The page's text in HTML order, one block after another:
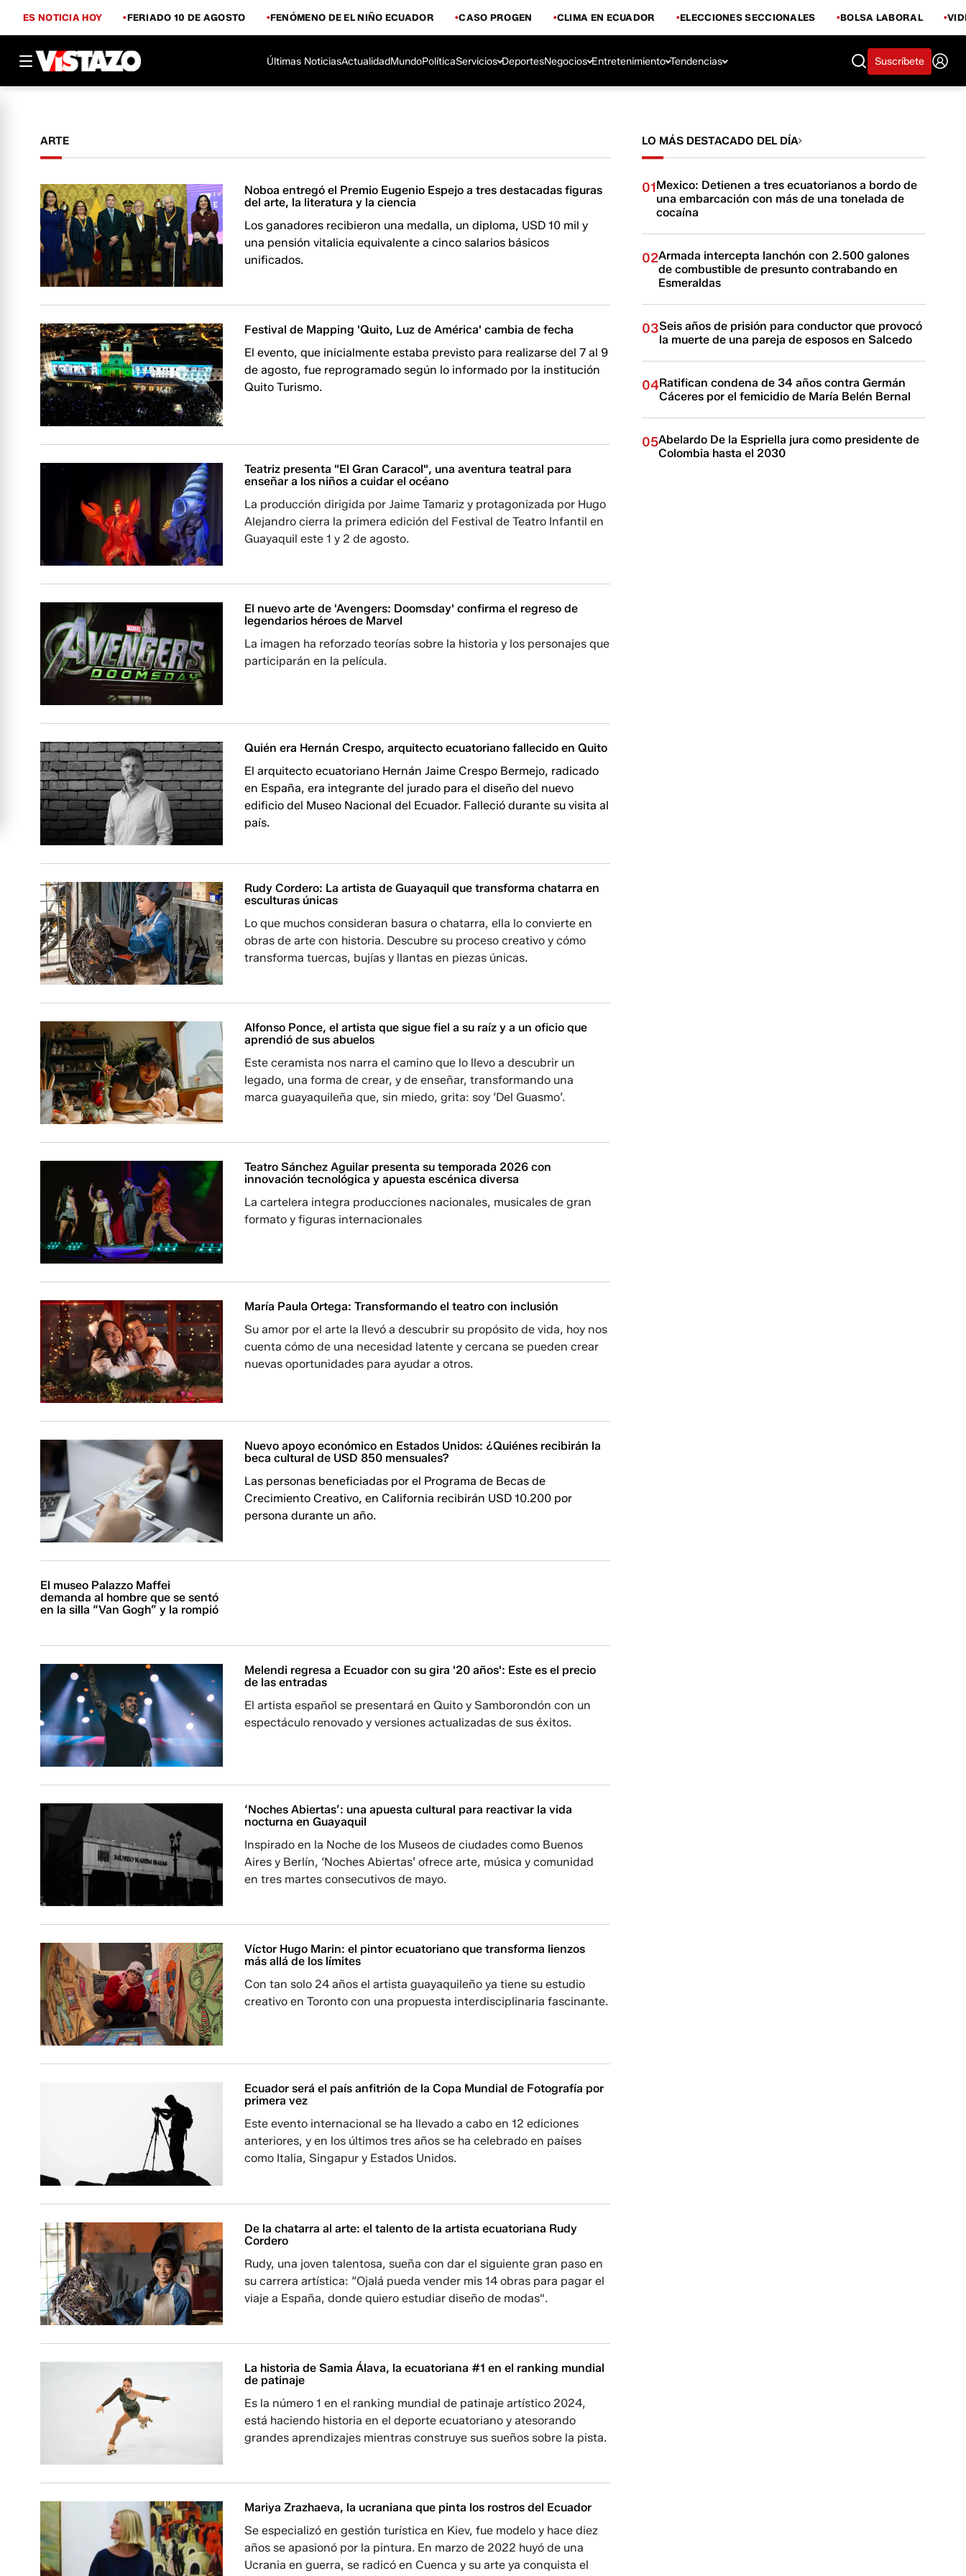
ES NOTICIA HOY FERIADO 10 DE AGOSTO FENÓMENO DE EL NIÑO ECUADOR CASO PROGEN CLIMA EN ECUADOR ELECCIONES SECCIONALES BOLSA LABORAL
Últimas NoticiasActualidadMundoPolíticaServicios DeportesNegocios Entretenimiento Tendencias Suscríbete
ARTE
Noboa entregó el Premio Eugenio Espejo a tres destacadas figuras
del arte, la literatura y la ciencia
Los ganadores recibieron una medalla, un diploma, USD 10 mil y
una pensión vitalicia equivalente a cinco salarios básicos
unificados.
Festival de Mapping 'Quito, Luz de América' cambia de fecha
El evento, que inicialmente estaba previsto para realizarse del 7 al 9
de agosto, fue reprogramado según lo informado por la institución
Quito Turismo.
Teatriz presenta "El Gran Caracol", una aventura teatral para
enseñar a los niños a cuidar el océano
La producción dirigida por Jaime Tamariz y protagonizada por Hugo
Alejandro cierra la primera edición del Festival de Teatro Infantil en
Guayaquil este 1 y 2 de agosto.
El nuevo arte de 'Avengers: Doomsday' confirma el regreso de
legendarios héroes de Marvel
La imagen ha reforzado teorías sobre la historia y los personajes que
participarán en la película.
Quién era Hernán Crespo, arquitecto ecuatoriano fallecido en Quito
El arquitecto ecuatoriano Hernán Jaime Crespo Bermejo, radicado
en España, era integrante del jurado para el diseño del nuevo
edificio del Museo Nacional del Ecuador. Falleció durante su visita al
país.
Rudy Cordero: La artista de Guayaquil que transforma chatarra en
esculturas únicas
Lo que muchos consideran basura o chatarra, ella lo convierte en
obras de arte con historia. Descubre su proceso creativo y cómo
transforma tuercas, bujías y llantas en piezas únicas.
Alfonso Ponce, el artista que sigue fiel a su raíz y a un oficio que
aprendió de sus abuelos
Este ceramista nos narra el camino que lo llevo a descubrir un
legado, una forma de crear, y de enseñar, transformando una
marca guayaquileña que, sin miedo, grita: soy ‘Del Guasmo’.
Teatro Sánchez Aguilar presenta su temporada 2026 con
innovación tecnológica y apuesta escénica diversa
La cartelera integra producciones nacionales, musicales de gran
formato y figuras internacionales
María Paula Ortega: Transformando el teatro con inclusión
Su amor por el arte la llevó a descubrir su propósito de vida, hoy nos
cuenta cómo de una necesidad latente y cercana se pueden crear
nuevas oportunidades para ayudar a otros.
Nuevo apoyo económico en Estados Unidos: ¿Quiénes recibirán la
beca cultural de USD 850 mensuales?
Las personas beneficiadas por el Programa de Becas de
Crecimiento Creativo, en California recibirán USD 10.200 por
persona durante un año.
El museo Palazzo Maffei
demanda al hombre que se sentó
en la silla “Van Gogh” y la rompió
Melendi regresa a Ecuador con su gira '20 años': Este es el precio
de las entradas
El artista español se presentará en Quito y Samborondón con un
espectáculo renovado y versiones actualizadas de sus éxitos.
‘Noches Abiertas’: una apuesta cultural para reactivar la vida
nocturna en Guayaquil
Inspirado en la Noche de los Museos de ciudades como Buenos
Aires y Berlín, ‘Noches Abiertas’ ofrece arte, música y comunidad
en tres martes consecutivos de mayo.
Víctor Hugo Marin: el pintor ecuatoriano que transforma lienzos
más allá de los límites
Con tan solo 24 años el artista guayaquileño ya tiene su estudio
creativo en Toronto con una propuesta interdisciplinaria fascinante.
Ecuador será el país anfitrión de la Copa Mundial de Fotografía por
primera vez
Este evento internacional se ha llevado a cabo en 12 ediciones
anteriores, y en los últimos tres años se ha celebrado en países
como Italia, Singapur y Estados Unidos.
De la chatarra al arte: el talento de la artista ecuatoriana Rudy
Cordero
Rudy, una joven talentosa, sueña con dar el siguiente gran paso en
su carrera artística: “Ojalá pueda vender mis 14 obras para pagar el
viaje a España, donde quiero estudiar diseño de modas".
La historia de Samia Álava, la ecuatoriana #1 en el ranking mundial
de patinaje
Es la número 1 en el ranking mundial de patinaje artístico 2024,
está haciendo historia en el deporte ecuatoriano y atesorando
grandes aprendizajes mientras construye sus sueños sobre la pista.
Mariya Zrazhaeva, la ucraniana que pinta los rostros del Ecuador
Se especializó en gestión turística en Kiev, fue modelo y hace diez
años se apasionó por la pintura. En marzo de 2022 huyó de una
Ucrania en guerra, se radicó en Cuenca y su arte ya conquista el
LO MÁS DESTACADO DEL DÍA
01Mexico: Detienen a tres ecuatorianos a bordo de
una embarcación con más de una tonelada de
cocaína
02Armada intercepta lanchón con 2.500 galones
de combustible de presunto contrabando en
Esmeraldas
03Seis años de prisión para conductor que provocó
la muerte de una pareja de esposos en Salcedo
04Ratifican condena de 34 años contra Germán
Cáceres por el femicidio de María Belén Bernal
05Abelardo De la Espriella jura como presidente de
Colombia hasta el 2030